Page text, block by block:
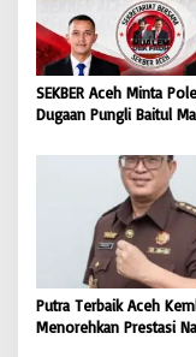
SEKBER Aceh Minta
Dugaan Pungli Baitul
Hukum terhadap
BONGKAR ‘Perkara.com
Putra Terbaik Aceh
Menorehkan Prestasi